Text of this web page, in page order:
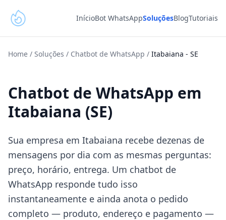
InícioBot WhatsAppSoluçõesBlogTutoriais
Home / Soluções / Chatbot de WhatsApp / Itabaiana - SE
Chatbot de WhatsApp em
Itabaiana (SE)
Sua empresa em Itabaiana recebe dezenas de
mensagens por dia com as mesmas perguntas:
preço, horário, entrega. Um chatbot de
WhatsApp responde tudo isso
instantaneamente e ainda anota o pedido
completo — produto, endereço e pagamento —